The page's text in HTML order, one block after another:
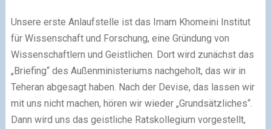
Unsere erste Anlaufstelle ist das Imam Khomeini Institut
für Wissenschaft und Forschung, eine Gründung von
Wissenschaftlern und Geistlichen. Dort wird zunächst das
„Briefing“ des Außenministeriums nachgeholt, das wir in
Teheran abgesagt haben. Nach der Devise, das lassen wir
mit uns nicht machen, hören wir wieder „Grundsätzliches“.
Dann wird uns das geistliche Ratskollegium vorgestellt,